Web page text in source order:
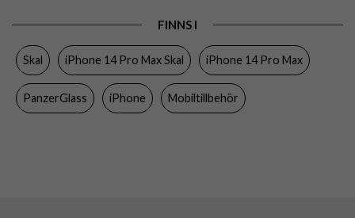
Trådlös laddning-kompatibel
Färg Genomskinlig, Svart
Härdat glas, Återvunnen plast
Varumärke
FINNS I
Skal iPhone 14 Pro Max Skal iPhone 14 Pro Max
PanzerGlass iPhone Mobiltillbehör